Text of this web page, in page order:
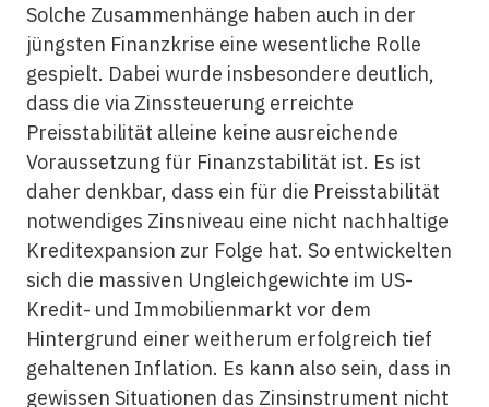
Solche Zusammenhänge haben auch in der
jüngsten Finanzkrise eine wesentliche Rolle
gespielt. Dabei wurde insbesondere deutlich,
dass die via Zinssteuerung erreichte
Preisstabilität alleine keine ausreichende
Voraussetzung für Finanzstabilität ist. Es ist
daher denkbar, dass ein für die Preisstabilität
notwendiges Zinsniveau eine nicht nachhaltige
Kreditexpansion zur Folge hat. So entwickelten
sich die massiven Ungleichgewichte im US-
Kredit- und Immobilienmarkt vor dem
Hintergrund einer weitherum erfolgreich tief
gehaltenen Inflation. Es kann also sein, dass in
gewissen Situationen das Zinsinstrument nicht